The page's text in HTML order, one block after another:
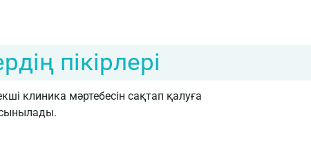
пікірлері
клиника мәртебесін сақтап қалуға